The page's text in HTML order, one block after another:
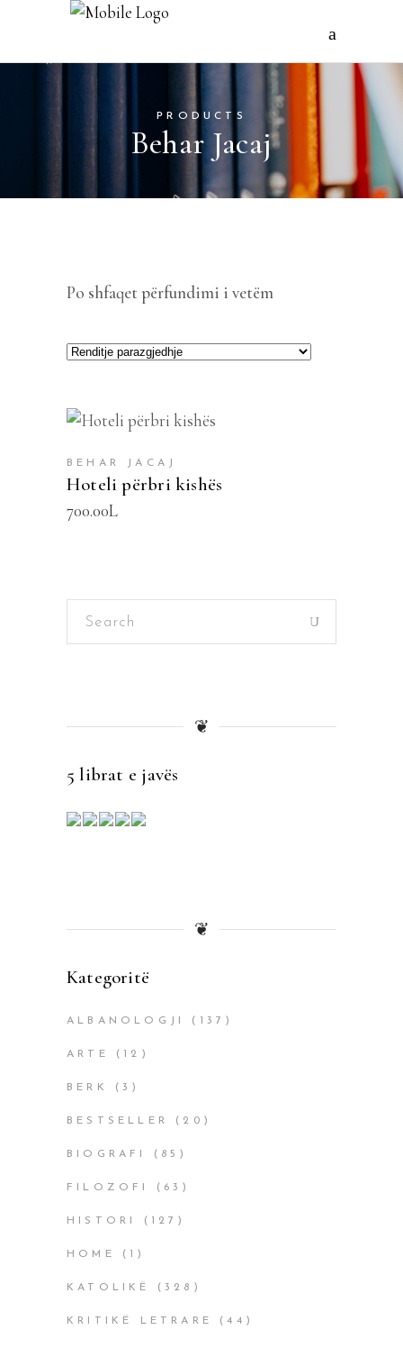
PRODUCTS
Behar Jacaj
Po shfaqet përfundimi i vetëm
SHTOJE NË SHPORTË
BEHAR JACAJ
Hoteli përbri kishës
700.00L
Search
❦
5 librat e javës
❦
Kategoritë
ALBANOLOGJI (137)
ARTE (12)
BERK (3)
BESTSELLER (20)
BIOGRAFI (85)
FILOZOFI (63)
HISTORI (127)
HOME (1)
KATOLIKË (328)
KRITIKË LETRARE (44)